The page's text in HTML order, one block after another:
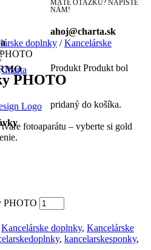
MÁTE OTÁZKU? NAPÍŠTE
NÁM!
ahoj@charta.sk
Produkt Produktbol
pridaný do košíka.
doplnky /Kancelárske
PHOTO
fotoaparátu – vyberte si gold
PHOTO
Kancelárske doplnky, Kancelárske
, kancelarskesponky,